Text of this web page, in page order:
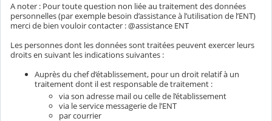
A noter : Pour toute question non liée au traitement des données
personnelles (par exemple besoin d’assistance à l’utilisation de l’ENT)
merci de bien vouloir contacter : @assistance ENT
Les personnes dont les données sont traitées peuvent exercer leurs
droits en suivant les indications suivantes :
Auprès du chef d’établissement, pour un droit relatif à un
traitement dont il est responsable de traitement :
via son adresse mail ou celle de l’établissement
via le service messagerie de l’ENT
par courrier